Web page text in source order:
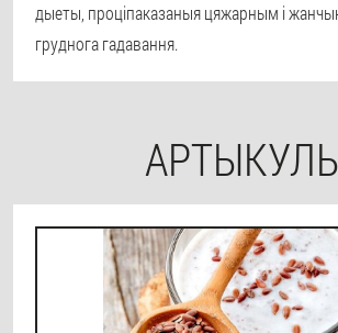
дыеты, проціпаказаныя цяжарным і
груднога гадавання.